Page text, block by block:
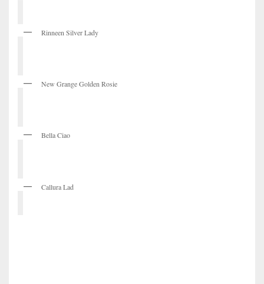
Rinneen Silver Lady
New Grange Golden Rosie
Bella Ciao
Callura Lad